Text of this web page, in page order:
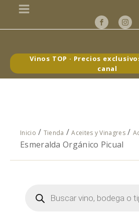
Vinos TOP · Precios
canal
Inicio / Tienda /Aceites y Vinagres/
Esmeralda Orgánico Picual
Búsqueda